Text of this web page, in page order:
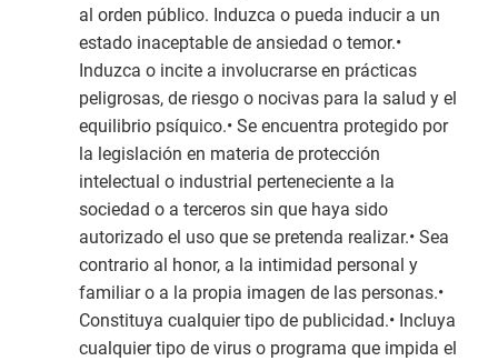
al orden público. Induzca o pueda inducir a un
estado inaceptable de ansiedad o temor.•
Induzca o incite a involucrarse en prácticas
peligrosas, de riesgo o nocivas para la salud y el
equilibrio psíquico.• Se encuentra protegido por
la legislación en materia de protección
intelectual o industrial perteneciente a la
sociedad o a terceros sin que haya sido
autorizado el uso que se pretenda realizar.• Sea
contrario al honor, a la intimidad personal y
familiar o a la propia imagen de las personas.•
Constituya cualquier tipo de publicidad.• Incluya
cualquier tipo de virus o programa que impida el